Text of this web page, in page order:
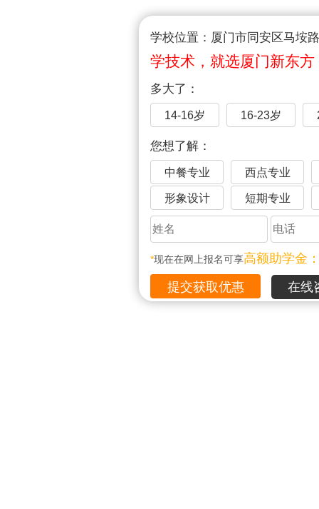
学校位置：厦门市同安区马垵
学技术，就选厦门新东方
多大了：
14-16岁 16-23岁
您想了解：
中餐专业 西点专业
形象设计 短期专业
*现在在网上报名可享高额助学金
在线